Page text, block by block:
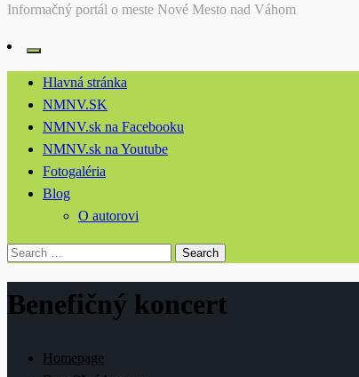
Informačný portál o meste Nové Mesto nad Váhom
Hlavná stránka
NMNV.SK
NMNV.sk na Facebooku
NMNV.sk na Youtube
Fotogaléria
Blog
O autorovi
Search
Benefičný koncert
Homepage